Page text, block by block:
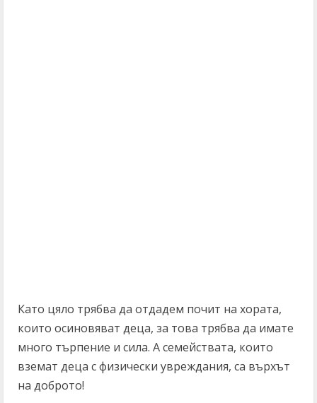
Като цяло трябва да отдадем почит на хората,
които осиновяват деца, за това трябва да имате
много търпение и сила. А семействата, които
вземат деца с физически увреждания, са върхът
на доброто!